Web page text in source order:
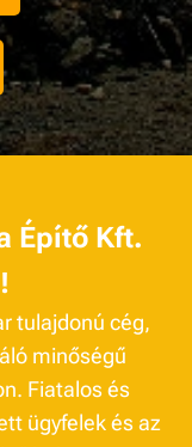
Építő Kft.
tulajdonú cég,
minőségű
Fiatalos és
ügyfelek és az